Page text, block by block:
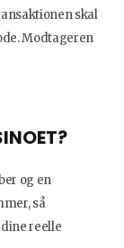
skal
Modtageren
og en
så
reelle